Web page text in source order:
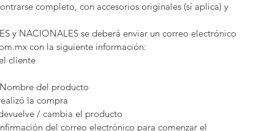
completo, con accesorios originales (sí aplica) y
y NACIONALES se deberá enviar un correo electrónico
con la siguiente información:
cliente
del producto
la compra
/ cambia el producto
del correo electrónico para comenzar el